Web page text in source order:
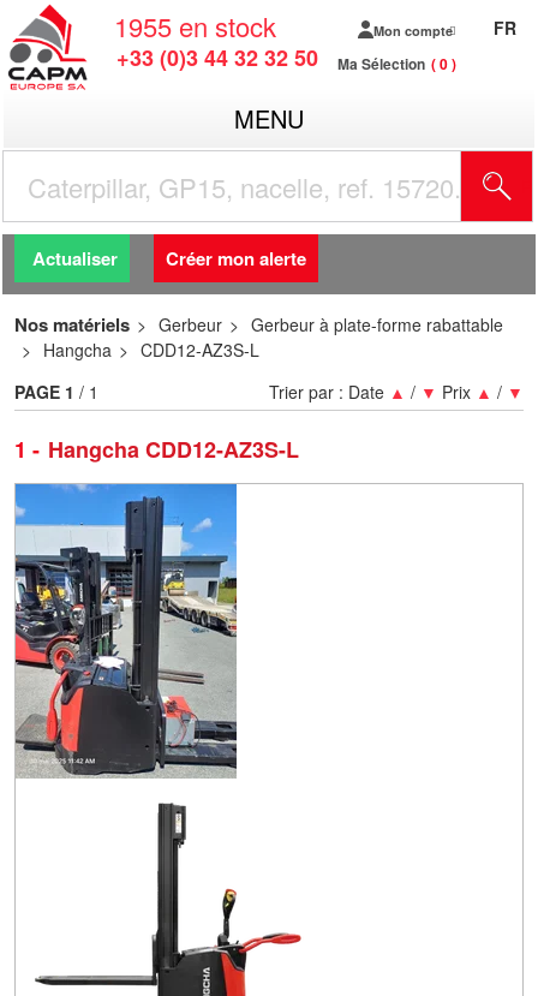
1955 en stock
+33 (0)3 44 32 32 50
Mon compte
Ma Sélection 0
FR
MENU
Actualiser Créer mon alerte
Nos matériels Gerbeur
Gerbeur à plate-forme rabattable
Hangcha
CDD12-AZ3S-L
1 Hangcha CDD12-AZ3S-L
Trier par : Date ▲ / ▼ Prix ▲ / ▼
PAGE 1 / 1